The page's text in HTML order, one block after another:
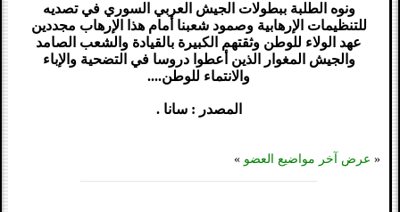
ونوه الطلبة ببطولات الجيش العربي السوري في تصديه
للتنظيمات الإرهابية وصمود شعبنا أمام هذا الإرهاب مجددين
عهد الولاء للوطن وثقتهم الكبيرة بالقيادة والشعب الصامد
والجيش المغوار الذين أعطوا دروسا في التضحية والإباء
والانتماء للوطن....
المصدر : سانا .
« عرض آخر مواضيع العضو »